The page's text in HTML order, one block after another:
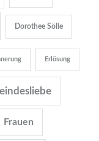
Dorothee Sölle
Erlösung
Frauen